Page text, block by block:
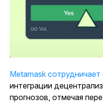
Metamask
интеграции
прогнозов, отмечая